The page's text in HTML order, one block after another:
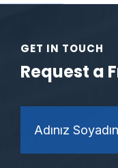
GET IN TOUCH
Request a